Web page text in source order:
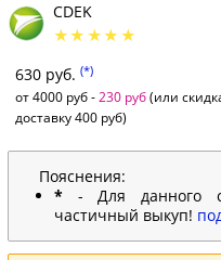
CDEK
630 руб. (*)
от 4000 руб - 230 руб(или
доставку 400 руб)
Пояснения:
* - Для данного
частичный выкуп!